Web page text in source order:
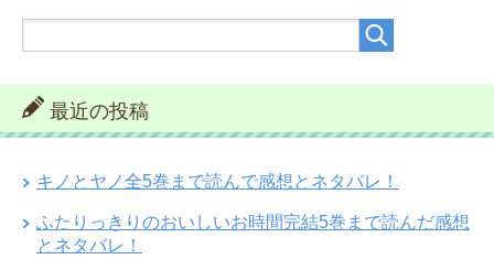
最近の投稿
キノとヤノ全5巻まで読んで感想とネタバレ！
ふたりっきりのおいしいお時間完結5巻まで読んだ感想
とネタバレ！